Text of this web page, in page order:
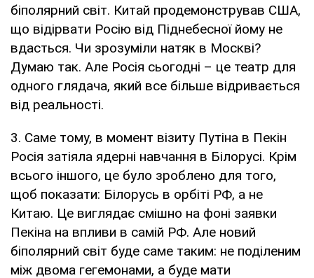
біполярний світ. Китай продемонстрував США,
що відірвати Росію від Піднебесної йому не
вдасться. Чи зрозуміли натяк в Москві?
Думаю так. Але Росія сьогодні – це театр для
одного глядача, який все більше відривається
від реальності.
3. Саме тому, в момент візиту Путіна в Пекін
Росія затіяла ядерні навчання в Білорусі. Крім
всього іншого, це було зроблено для того,
щоб показати: Білорусь в орбіті РФ, а не
Китаю. Це виглядає смішно на фоні заявки
Пекіна на впливи в самій РФ. Але новий
біполярний світ буде саме таким: не поділеним
між двома гегемонами, а буде мати